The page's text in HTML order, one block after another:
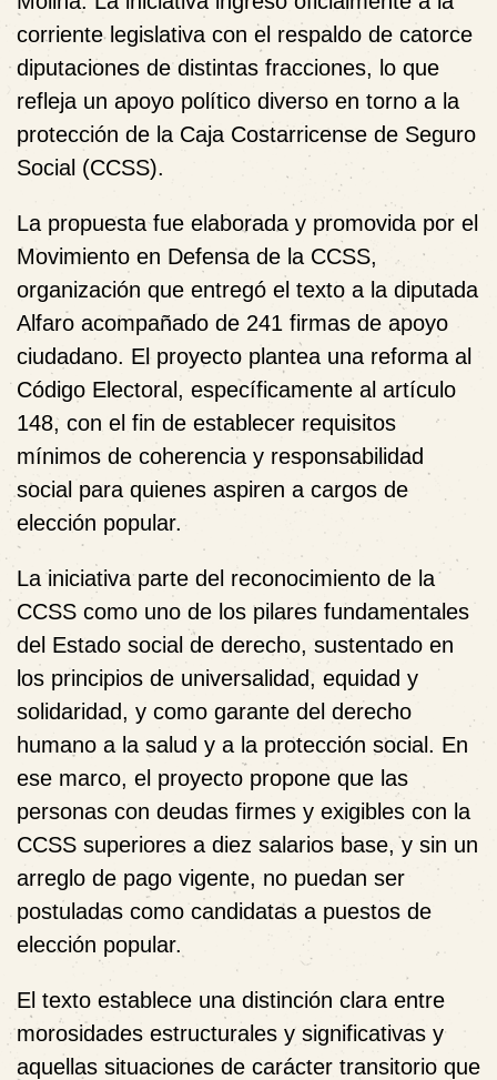
corriente legislativa con el respaldo de catorce
diputaciones de distintas fracciones, lo que
refleja un apoyo político diverso en torno a la
protección de la Caja Costarricense de Seguro
Social (CCSS).
La propuesta fue elaborada y promovida por el
Movimiento en Defensa de la CCSS,
organización que entregó el texto a la diputada
Alfaro acompañado de 241 firmas de apoyo
ciudadano. El proyecto plantea una reforma al
Código Electoral, específicamente al artículo
148, con el fin de establecer requisitos
mínimos de coherencia y responsabilidad
social para quienes aspiren a cargos de
elección popular.
La iniciativa parte del reconocimiento de la
CCSS como uno de los pilares fundamentales
del Estado social de derecho, sustentado en
los principios de universalidad, equidad y
solidaridad, y como garante del derecho
humano a la salud y a la protección social. En
ese marco, el proyecto propone que las
personas con deudas firmes y exigibles con la
CCSS superiores a diez salarios base, y sin un
arreglo de pago vigente, no puedan ser
postuladas como candidatas a puestos de
elección popular.
El texto establece una distinción clara entre
morosidades estructurales y significativas y
aquellas situaciones de carácter transitorio que